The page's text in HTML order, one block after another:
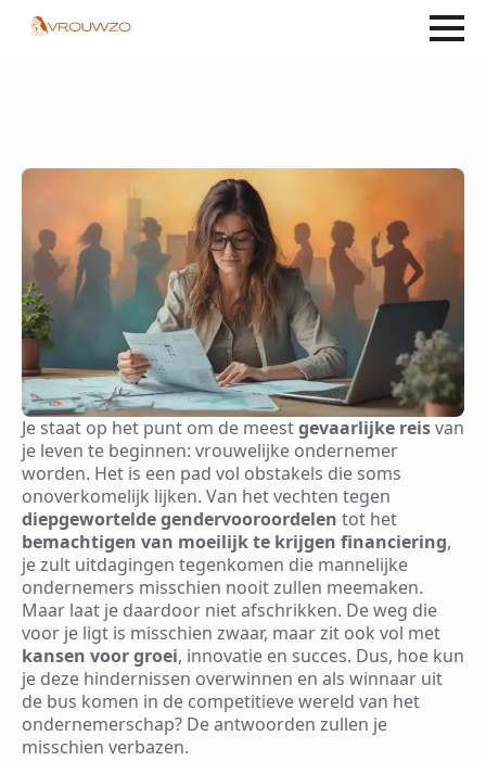
Je staat op het punt om de meestgevaarlijke reisvan
je leven te beginnen: vrouwelijke ondernemer
worden. Het is een pad vol obstakels die soms
onoverkomelijk lijken. Van het vechten tegen
diepgewortelde gendervooroordelen tot het
bemachtigen van moeilijk te krijgen financiering,
je zult uitdagingen tegenkomen die mannelijke
ondernemers misschien nooit zullen meemaken.
Maar laat je daardoor niet afschrikken. De weg die
voor je ligt is misschien zwaar, maar zit ook vol met
kansen voor groei, innovatie en succes. Dus, hoe kun
je deze hindernissen overwinnen en als winnaar uit
de bus komen in de competitieve wereld van het
ondernemerschap? De antwoorden zullen je
misschien verbazen.